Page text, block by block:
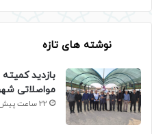
نوشته های تازه
بازدید کمیته
مواصلاتی
22 ساعت پیش